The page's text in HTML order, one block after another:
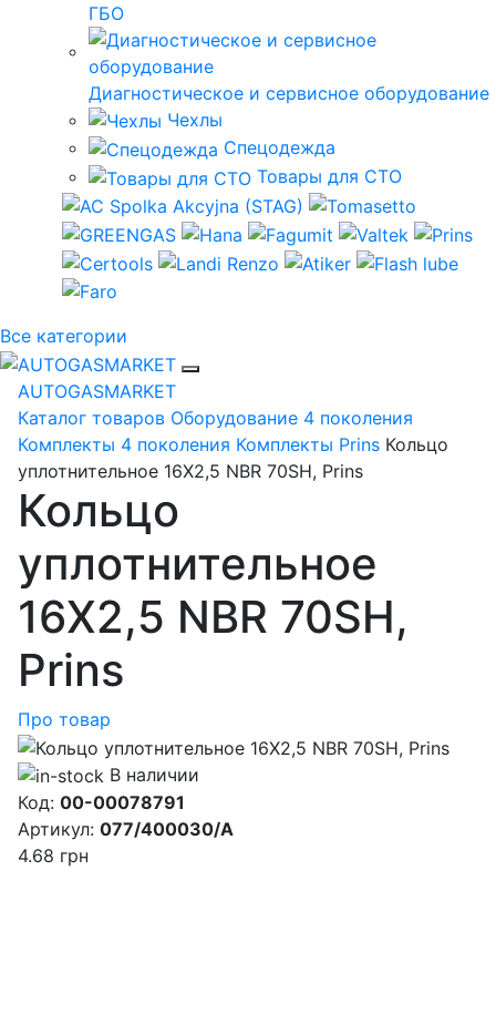
ГБО
Диагностическое и сервисное оборудование
Чехлы
Спецодежда
Товары для СТО
Все категории
AUTOGASMARKET
Каталог товаров Оборудование 4 поколения
Комплекты 4 поколения Комплекты Prins Кольцо
уплотнительное 16X2,5 NBR 70SH, Prins
Кольцо
уплотнительное
16X2,5 NBR 70SH,
Prins
Про товар
В наличии
Код: 00-00078791
Артикул: 077/400030/A
4.68 грн